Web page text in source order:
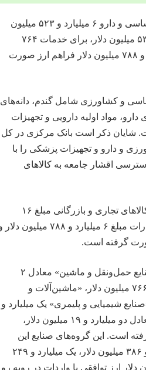
مطابق اظهار بانک مرکزی، در این زمان برای کالاهای اساسی و دارو ۶ میلیارد و ۵۲۳ میلیون
دلار، برای کالاهای تجاری و بازرگانی مبلغ ۱۶ میلیارد و ۵۳۷ میلیون دلار، برای خدمات ۷۶۴
میلیون دلار و برای واردات در روبه رو صادرات ۶ میلیارد و ۷۸۸ میلیون دلار فراهم ارز صورت
و کشاورزی شامل گندم، دانه‌های
و ۷۰ میلیون دلار و برای دارو، مواد اولیه دارویی و تجهیزات
کرده است. شایان ذکر است بانک مرکزی در کل
و کشاورزی و دارو و تجهیزات پزشکی را با
و دسترسی اقشار جامعه به کالاهای
این گزارش حاکی از آن است که در این بازه وقتی برای کالاهای تجاری و بازرگانی مبلغ ۱۶
میلیارد و ۵۳۷ میلیون دلار و برای واردات در روبه رو صادرات مبلغ ۶ میلیارد و ۷۸۸ میلیون
این گزارش حاکی از آن است فراهم ارز نیمایی برای «صنایع حمل‌ونقل و ماشین» معادل ۲
میلیارد و ۳۹۷ میلیون دلار، «صنایع معدنی» یک میلیارد و ۷۶۶ میلیون دلار، «ماشین‌آلات و
و ۵۴۳ میلیون دلار، «صنایع شیمیایی و پلیمری» یک میلیارد و
۶۸۴ میلیون دلار، «صنایع و تجهیزات برق و الکترونیک» معادل دو میلیارد و ۱۹ میلیون دلار،
دلار صورت گرفته است. این گروه‌های صنایع این
چنین به‌ترتیب یک میلیارد و ۶۶۹ میلیون دلار، یک میلیارد و ۳۸۶ میلیون دلار، یک میلیارد و ۲۴۹
۵۸۱ میلیون دلار، ۲۴۰ میلیون دلار، ۴۷ میلیون دلار ارز توافقی یا واردات در روبه رو